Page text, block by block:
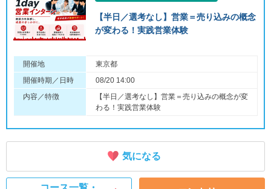
【半日／選考なし】営業＝売り込みの概念
が変わる！実践営業体験
開催地
東京都
開催時期／日時
08/20 14:00
内容／特徴
【半日／選考なし】営業＝売り込みの概念が変
わる！実践営業体験
気になる